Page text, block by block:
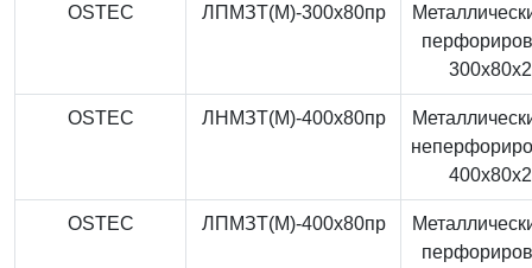
OSTEC ЛПМЗТ(М)-300x80пр
OSTEC ЛНМЗТ(М)-400x80пр
OSTEC ЛПМЗТ(М)-400x80пр